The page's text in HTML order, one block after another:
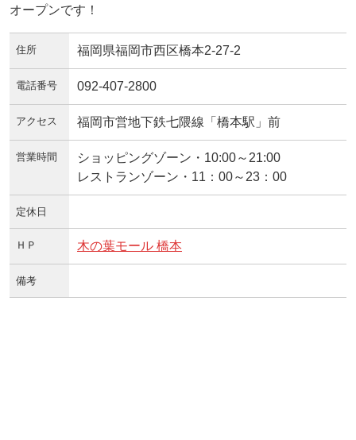
オープンです！
住所 福岡県福岡市西区橋本2-27-2
電話番号 092-407-2800
アクセス 福岡市営地下鉄七隈線「橋本駅」前
営業時間
ショッピングゾーン・10:00～21:00
レストランゾーン・11：00～23：00
定休日
ＨＰ 木の葉モール 橋本
備考